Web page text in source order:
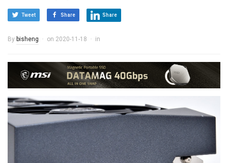
Tweet Share Share
By bisheng on 2020-11-18 in